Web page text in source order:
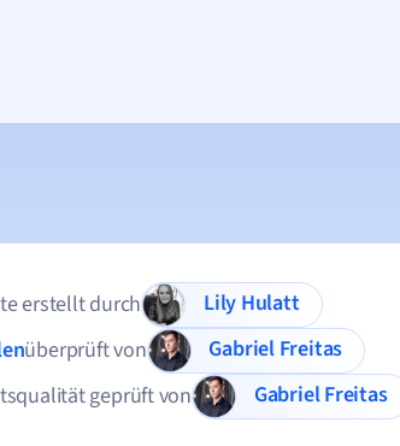
erstellt durch
Lily Hulatt
überprüft von
Gabriel Freitas
geprüft von
Gabriel Freitas